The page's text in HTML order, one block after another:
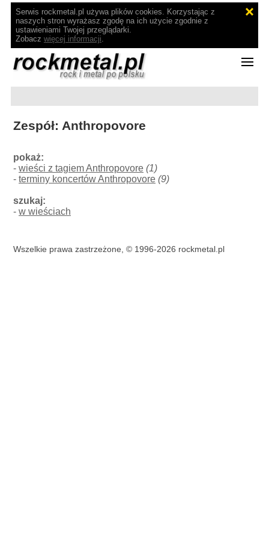
Serwis rockmetal.pl używa plików cookies. Korzystając z
naszych stron wyrażasz zgodę na ich użycie zgodnie z
ustawieniami Twojej przeglądarki.
Zobacz więcej informacji.
Zespół: Anthropovore
pokaż:
-wieści z tagiem Anthropovore (1)
-terminy koncertów Anthropovore (9)
szukaj:
-w wieściach
Wszelkie prawa zastrzeżone, © 1996-2026 rockmetal.pl